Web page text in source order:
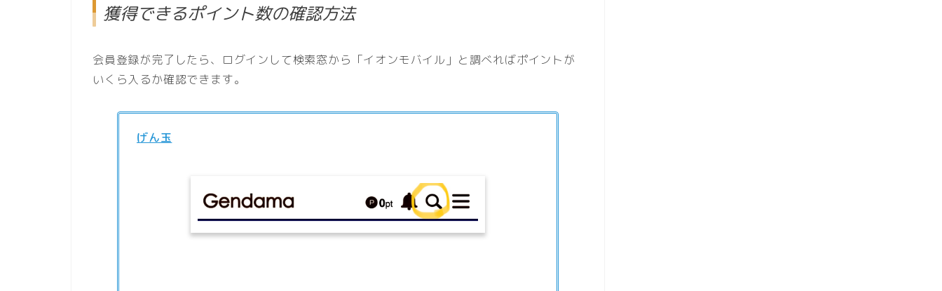
獲得できるポイント数の確認方法
会員登録が完了したら、ログインして検索窓から「イオンモバイル」と調べればポイントが
いくら入るか確認できます。
げん玉